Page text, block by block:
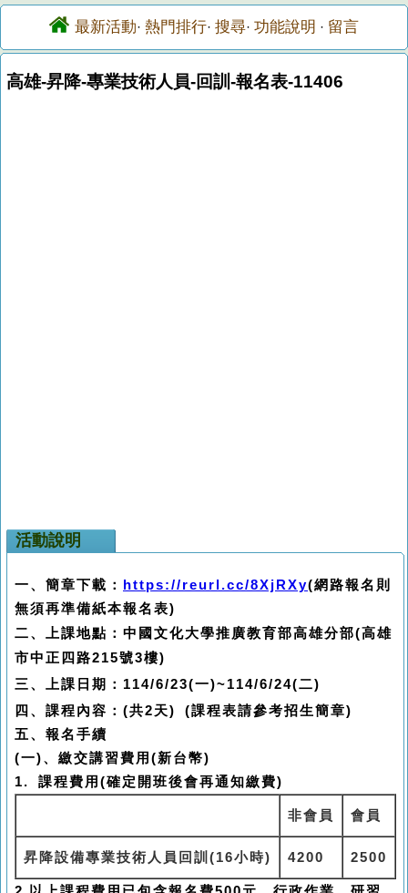
最新活動· 熱門排行· 搜尋· 功能說明 · 留言
高雄-昇降-專業技術人員-回訓-報名表-11406
活動說明
一、簡章下載： https://reurl.cc/8XjRXy(網路報名則
無須再準備紙本報名表)
二、上課地點： 中國文化大學推廣教育部高雄分部(高雄
市中正四路215號3樓)
三、上課日期： 114/6/23(一)~114/6/24(二)
四、課程內容：(共2天) (課程表請參考招生簡章)
五、 報名手續
(一)、繳交講習費用 (新台幣)
1. 課程費用(確定開班後會再通知繳費)
非會員 會員
昇降設備專業技術人員回訓(16小時) 4200 2500